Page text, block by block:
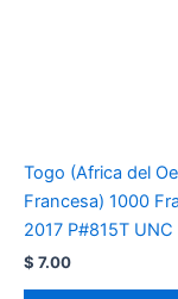
Togo (Africa del
Francesa) 1000
2017 P#815T UNC
$ 7.00